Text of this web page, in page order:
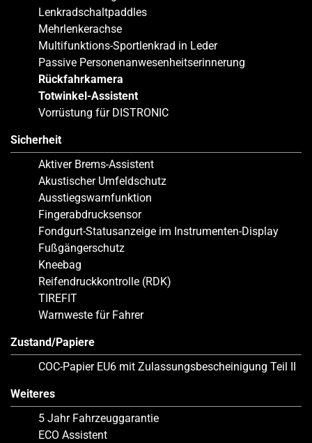
Lenkradschaltpaddles
Mehrlenkerachse
Multifunktions-Sportlenkrad in Leder
Passive Personenanwesenheitserinnerung
Rückfahrkamera
Totwinkel-Assistent
Vorrüstung für DISTRONIC
Sicherheit
Aktiver Brems-Assistent
Akustischer Umfeldschutz
Ausstiegswarnfunktion
Fingerabdrucksensor
Fondgurt-Statusanzeige im Instrumenten-Display
Fußgängerschutz
Kneebag
Reifendruckkontrolle (RDK)
TIREFIT
Warnweste für Fahrer
Zustand/Papiere
COC-Papier EU6 mit Zulassungsbescheinigung Teil II
Weiteres
5 Jahr Fahrzeuggarantie
ECO Assistent